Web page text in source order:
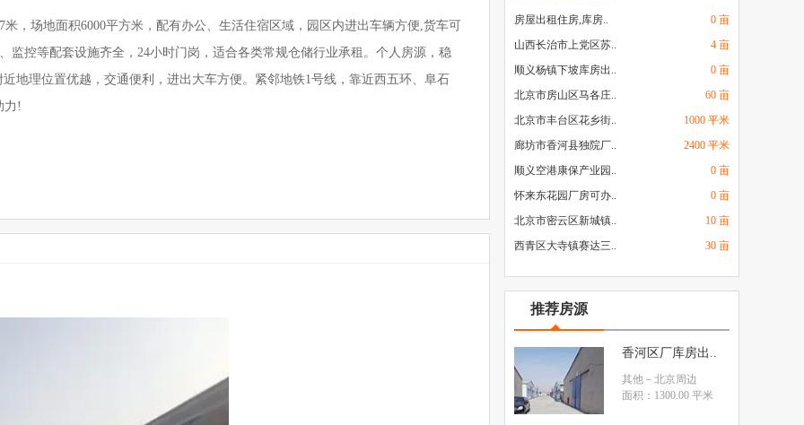
，场地面积6000平方米，配有办公、生活住宿区域，园区内进出车辆方便,货车可
监控等配套设施齐全，24小时门岗，适合各类常规仓储行业承租。个人房源，稳
地理位置优越，交通便利，进出大车方便。紧邻地铁1号线，靠近西五环、阜石
力!
房屋出租住房,库房..
0 亩
山西长治市上党区苏..
4 亩
顺义杨镇下坡库房出..
0 亩
北京市房山区马各庄..
60 亩
北京市丰台区花乡街..
1000 平米
廊坊市香河县独院厂..
2400 平米
顺义空港康保产业园..
0 亩
怀来东花园厂房可办..
0 亩
北京市密云区新城镇..
10 亩
西青区大寺镇赛达三..
30 亩
推荐房源
香河区厂库房出..
其他 －北京周边
面积：1300.00 平米